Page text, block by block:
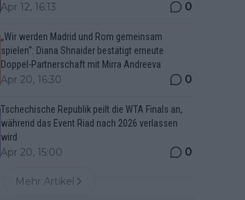
Apr 12, 16:13 0
„Wir werden Madrid und Rom gemeinsam
spielen“: Diana Shnaider bestätigt erneute
Doppel-Partnerschaft mit Mirra Andreeva
Apr 20, 16:30 0
Tschechische Republik peilt die WTA Finals an,
während das Event Riad nach 2026 verlassen
wird
Apr 20, 15:00 0
Mehr Artikel